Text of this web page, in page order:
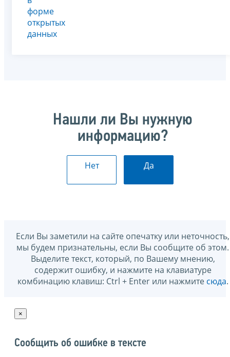
форме
открытых
данных
Нашли ли Вы нужную
информацию?
Нет Да
Если Вы заметили на сайте опечатку или неточность,
мы будем признательны, если Вы сообщите об этом.
Выделите текст, который, по Вашему мнению,
содержит ошибку, и нажмите на клавиатуре
комбинацию клавиш: Ctrl + Enter или нажмите сюда.
×
Сообщить об ошибке в тексте